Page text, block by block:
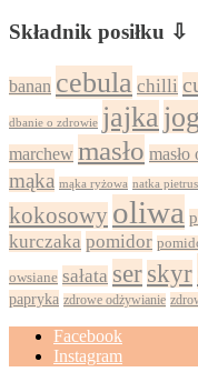
Składnik posiłku ⇩
banan cebula chilli
dbanie o zdrowie jajka
marchew masło
mąka mąka ryżowa natka
kokosowy oliwa
kurczaka pomidor
owsiane sałata ser skyr
papryka zdrowe odżywianie
Facebook
Instagram